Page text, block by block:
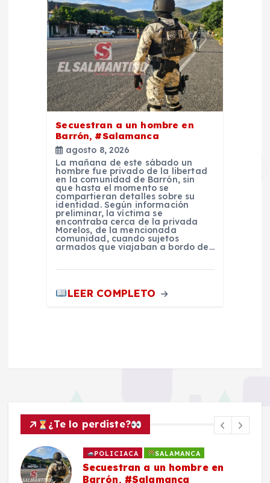
Secuestran a un hombre en
Barrón, #Salamanca
agosto 8, 2026
La mañana de este sábado un
hombre fue privado de la libertad
en la comunidad de Barrón, sin
que hasta el momento se
compartieran detalles sobre su
identidad. Según información
preliminar, la víctima se
encontraba cerca de la privada
Morelos, de la mencionada
comunidad, cuando sujetos
armados que viajaban a bordo de…
LEER COMPLETO
¿Te lo perdiste?
en
POLICIACA
Roban con violencia
una mujer en San